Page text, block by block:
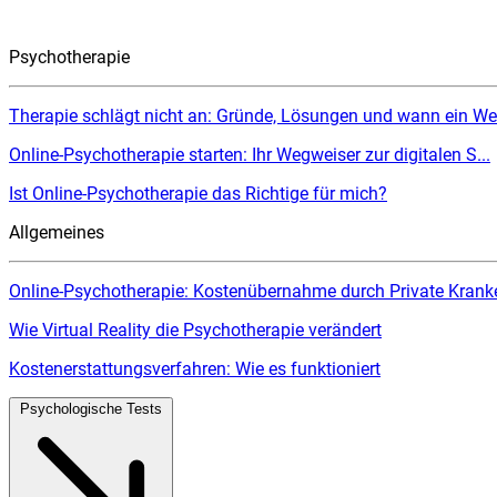
Psychotherapie
Therapie schlägt nicht an: Gründe, Lösungen und wann ein
Online-Psychotherapie starten: Ihr Wegweiser zur digitalen S...
Ist Online-Psychotherapie das Richtige für mich?
Allgemeines
Online-Psychotherapie: Kostenübernahme durch Private
Wie Virtual Reality die Psychotherapie verändert
Kostenerstattungsverfahren: Wie es funktioniert